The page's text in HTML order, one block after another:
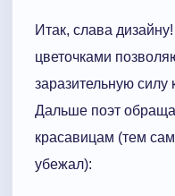
Итак, слава
цветочками
заразительную
Дальше поэт
красавицам (тем
убежал):